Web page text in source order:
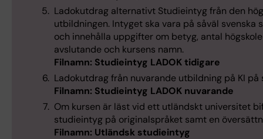
Ladokutdrag alternativt Studieintyg från den
utbildningen. Intyget ska vara på såväl svenska
och innehålla uppgifter om betyg, antal
avslutande och kursens namn.
Filnamn: Studieintyg LADOKtidigare
Ladokutdrag från nuvarande utbildning på KI på
Filnamn: Studieintyg LADOK nuvarande
Om kursen är läst vid ett utländskt universitet
studieintyg på originalspråket samt en
Filnamn: Utländsk studieintyg